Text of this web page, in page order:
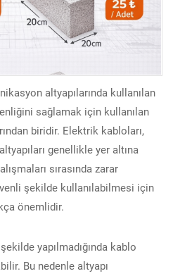
altyapılarında kullanılan
sağlamak için kullanılan
biridir. Elektrik kabloları,
genellikle yer altına
sırasında zarar
şekilde kullanılabilmesi için
önemlidir.
yapılmadığında kablo
Bu nedenle altyapı